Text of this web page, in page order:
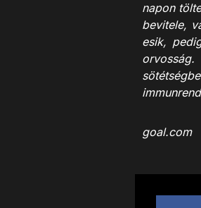
napon
bevitele,
esik,
goal.com